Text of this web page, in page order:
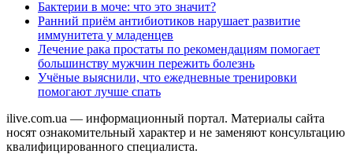
Бактерии в моче: что это значит?
Ранний приём антибиотиков нарушает развитие
иммунитета у младенцев
Лечение рака простаты по рекомендациям помогает
большинству мужчин пережить болезнь
Учёные выяснили, что ежедневные тренировки
помогают лучше спать
ilive.com.ua — информационный портал. Материалы сайта
носят ознакомительный характер и не заменяют консультацию
квалифицированного специалиста.